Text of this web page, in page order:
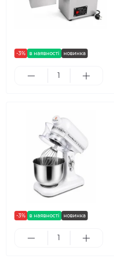
-3% в наявності новинка
-3% в наявності новинка